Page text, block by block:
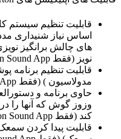
قابلیت تنظیم سیستم
اساس نیاز شنیداری
های چالش برانگیز
نویز (فقط Interton Sound App)
قابلیت تنظیم برنامه
مدولاسیون ) (فقط Interton Sound App)
حاوی برنامه و
وزوز گوش که آنها را
کند (فقط Interton Sound App)
قابلیت پیدا کردن